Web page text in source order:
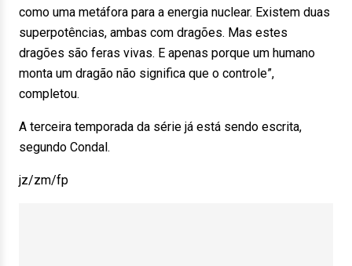
como uma metáfora para a energia nuclear. Existem duas
superpotências, ambas com dragões. Mas estes
dragões são feras vivas. E apenas porque um humano
monta um dragão não significa que o controle”,
completou.
A terceira temporada da série já está sendo escrita,
segundo Condal.
jz/zm/fp